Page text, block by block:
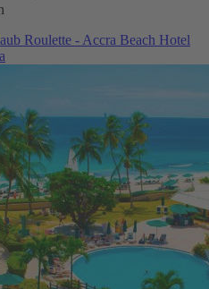
Roulette - Accra Beach Hotel